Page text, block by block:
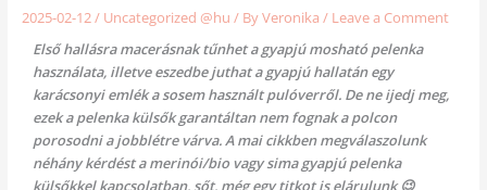
2025-02-12/ Uncategorized @hu / ByVeronika / Leave a Comment
Első hallásra macerásnak tűnhet a gyapjú mosható pelenka
használata, illetve eszedbe juthat a gyapjú hallatán egy
karácsonyi emlék a sosem használt pulóverről. De ne ijedj meg,
ezek a pelenka külsők garantáltan nem fognak a polcon
porosodni a jobblétre várva. A mai cikkben megválaszolunk
néhány kérdést a merinói/bio vagy sima gyapjú pelenka
külsőkkel kapcsolatban, sőt, még egy titkot is elárulunk 😉